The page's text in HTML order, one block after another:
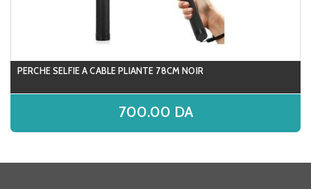
PERCHE SELFIE A CABLE PLIANTE 78CM NOIR
700.00 DA